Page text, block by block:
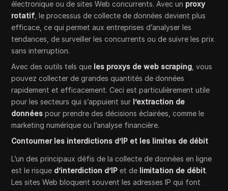
électronique ou de sites Web concurrents. Avec un proxy
rotatif , le processus de collecte de données devient plus
efficace, ce qui permet aux entreprises d’analyser les
tendances, de surveiller les concurrents ou de suivre les prix
sans interruption.
Avec des outils tels que les proxys de web scraping , vous
pouvez collecter de grandes quantités de données
rapidement et efficacement. Ceci est particulièrement utile
pour les secteurs qui s’appuient sur l’extraction de
données pour prendre des décisions éclairées, comme le
marketing numérique ou l’analyse financière.
Contourner les interdictions d’IP et les limites de débit
L’un des principaux défis de la collecte de données en ligne
est le risque d’interdiction d’IP et de limitation de débit.
Les sites Web bloquent souvent les adresses IP qui font